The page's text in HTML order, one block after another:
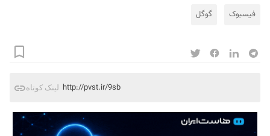
فیسبوک گوگل
لینک کوتاه http://pvst.ir/9sb